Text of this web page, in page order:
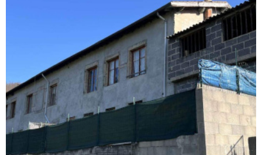
CONTACT